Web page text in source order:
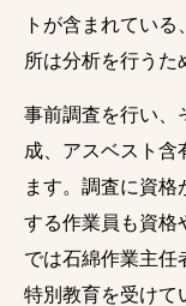
トが含まれてい
所は分析を行うた
事前調査を行い、
成、アスベスト含
ます。調査に資
する作業員も資格
では石綿作業主任
特別教育を受けて